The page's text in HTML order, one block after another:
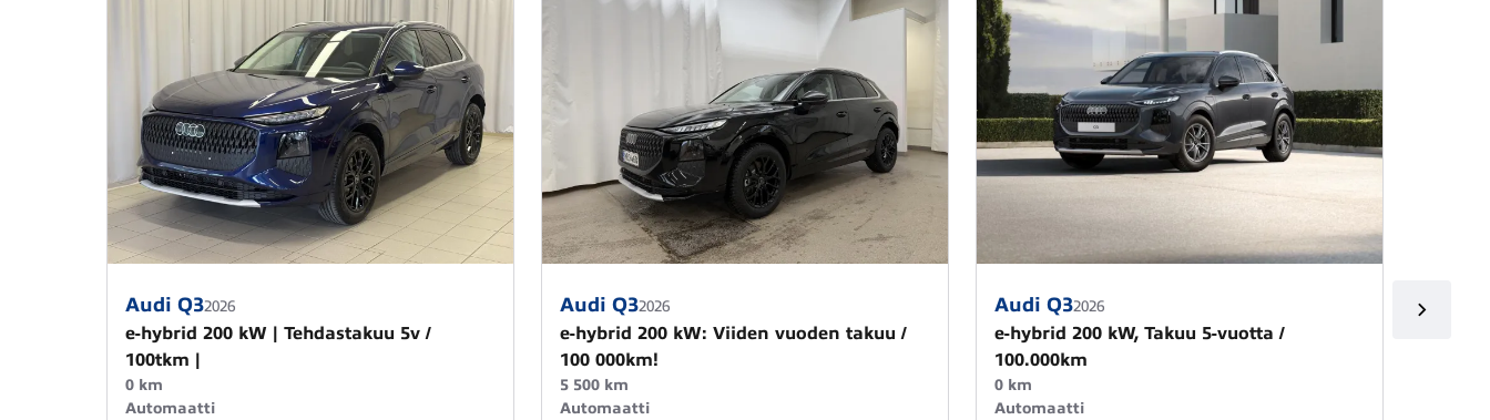
Audi Q32026
e-hybrid 200 kW | Tehdastakuu 5v /
100tkm |
0 km
Automaatti
Audi Q32026
e-hybrid 200 kW: Viiden vuoden takuu /
100 000km!
5 500 km
Automaatti
Audi Q32026
e-hybrid 200 kW, Takuu 5-vuotta /
100.000km
0 km
Automaatti